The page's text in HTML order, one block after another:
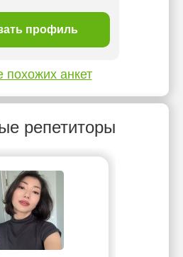
профиль
похожих анкет
репетиторы